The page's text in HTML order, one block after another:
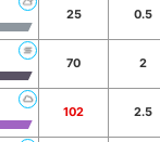
25 0.5
70 2
102 2.5